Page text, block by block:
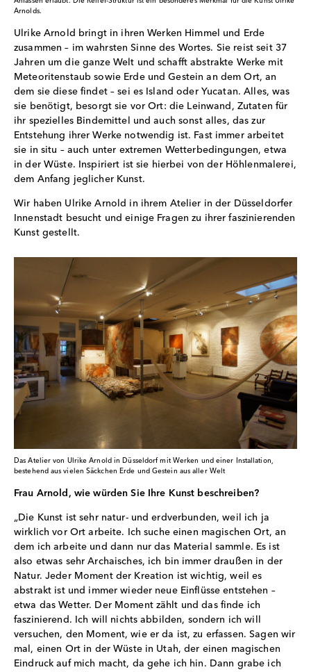
Arnolds.
Ulrike Arnold bringt in ihren Werken Himmel und Erde
zusammen – im wahrsten Sinne des Wortes. Sie reist seit 37
Jahren um die ganze Welt und schafft abstrakte Werke mit
Meteoritenstaub sowie Erde und Gestein an dem Ort, an
dem sie diese findet – sei es Island oder Yucatan. Alles, was
sie benötigt, besorgt sie vor Ort: die Leinwand, Zutaten für
ihr spezielles Bindemittel und auch sonst alles, das zur
Entstehung ihrer Werke notwendig ist. Fast immer arbeitet
sie in situ – auch unter extremen Wetterbedingungen, etwa
in der Wüste. Inspiriert ist sie hierbei von der Höhlenmalerei,
dem Anfang jeglicher Kunst.
Wir haben Ulrike Arnold in ihrem Atelier in der Düsseldorfer
Innenstadt besucht und einige Fragen zu ihrer faszinierenden
Kunst gestellt.
Das Atelier von Ulrike Arnold in Düsseldorf mit Werken und einer Installation,
bestehend aus vielen Säckchen Erde und Gestein aus aller Welt
Frau Arnold, wie würden Sie Ihre Kunst beschreiben?
„Die Kunst ist sehr natur- und erdverbunden, weil ich ja
wirklich vor Ort arbeite. Ich suche einen magischen Ort, an
dem ich arbeite und dann nur das Material sammle. Es ist
also etwas sehr Archaisches, ich bin immer draußen in der
Natur. Jeder Moment der Kreation ist wichtig, weil es
abstrakt ist und immer wieder neue Einflüsse entstehen –
etwa das Wetter. Der Moment zählt und das finde ich
faszinierend. Ich will nichts abbilden, sondern ich will
versuchen, den Moment, wie er da ist, zu erfassen. Sagen wir
mal, einen Ort in der Wüste in Utah, der einen magischen
Eindruck auf mich macht, da gehe ich hin. Dann grabe ich